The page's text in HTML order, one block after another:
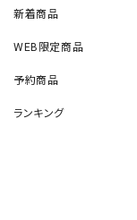
新着商品
WEB限定商品
予約商品
ランキング